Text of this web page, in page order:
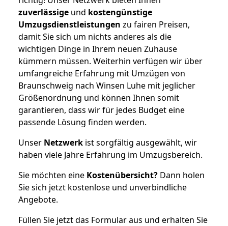
zuverlässige und kostengünstige
Umzugsdienstleistungen zu fairen Preisen,
damit Sie sich um nichts anderes als die
wichtigen Dinge in Ihrem neuen Zuhause
kümmern müssen. Weiterhin verfügen wir über
umfangreiche Erfahrung mit Umzügen von
Braunschweig nach Winsen Luhe mit jeglicher
Größenordnung und können Ihnen somit
garantieren, dass wir für jedes Budget eine
passende Lösung finden werden.
Unser Netzwerk ist sorgfältig ausgewählt, wir
haben viele Jahre Erfahrung im Umzugsbereich.
Sie möchten eine Kostenübersicht? Dann holen
Sie sich jetzt kostenlose und unverbindliche
Angebote.
Füllen Sie jetzt das Formular aus und erhalten Sie